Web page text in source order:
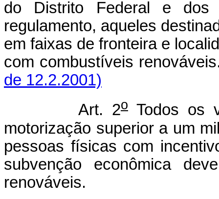
do Distrito Federal e dos
regulamento, aqueles
em faixas de fronteira e
com combustíveis
de 12.2.2001)
Art. 2o Todos os
motorização superior a um
pessoas físicas com
subvenção econômica
renováveis.